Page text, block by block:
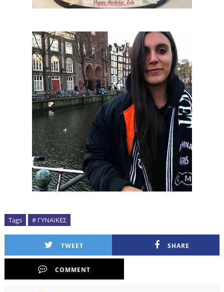
Tags # ΓΥΝΑΙΚΕΣ
TWEET SHARE
COMMENT